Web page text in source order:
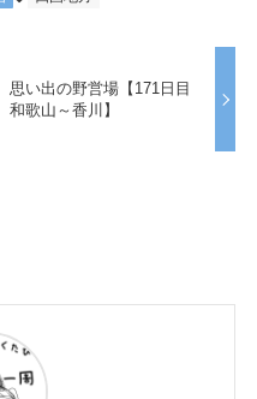
思い出の野営場【171日目
和歌山～香川】